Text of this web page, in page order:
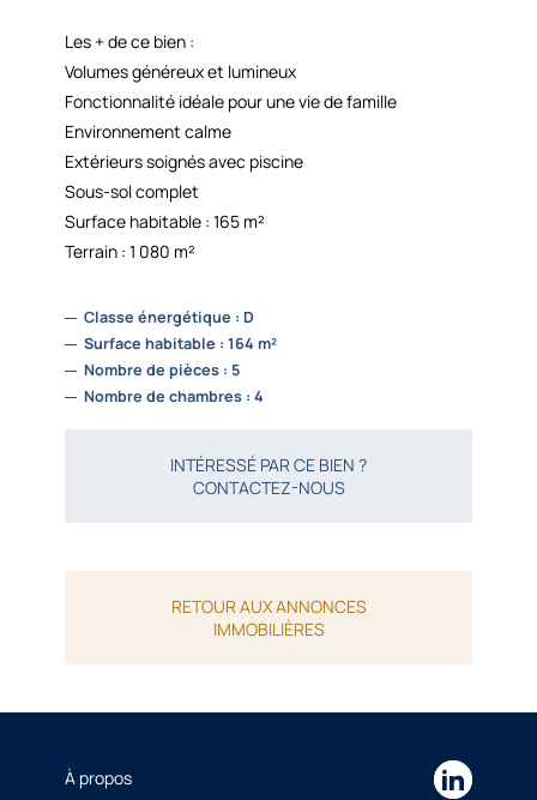
Les + de ce bien :
Volumes généreux et lumineux
Fonctionnalité idéale pour une vie de famille
Environnement calme
Extérieurs soignés avec piscine
Sous-sol complet
Surface habitable : 165 m²
Terrain : 1 080 m²
Classe énergétique : D
Surface habitable : 164 m²
Nombre de pièces : 5
Nombre de chambres : 4
INTÉRESSÉ PAR CE BIEN ?
CONTACTEZ-NOUS
RETOUR AUX ANNONCES
IMMOBILIÈRES
À propos